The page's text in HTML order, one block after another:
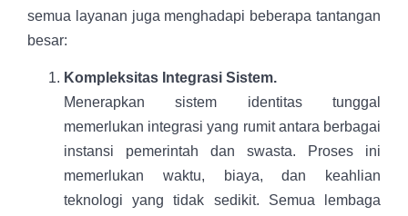
semua layanan juga menghadapi beberapa tantangan
besar:
Kompleksitas Integrasi Sistem.
Menerapkan sistem identitas tunggal
memerlukan integrasi yang rumit antara berbagai
instansi pemerintah dan swasta. Proses ini
memerlukan waktu, biaya, dan keahlian
teknologi yang tidak sedikit. Semua lembaga